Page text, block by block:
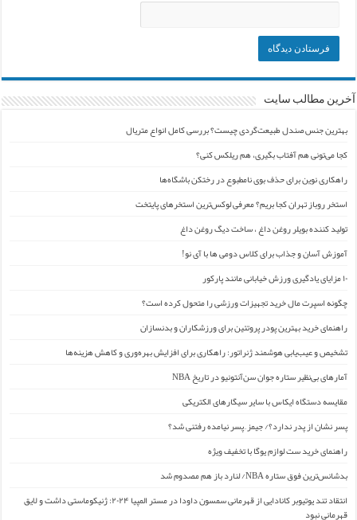
آخرین مطالب سایت
بهترین جنس صندل طبیعت‌گردی چیست؟ بررسی کامل انواع متریال
کجا می‌تونی هم آفتاب بگیری، هم ریلکس کنی؟
راهکاری نوین برای حذف بوی نامطبوع در رختکن باشگاه‌ها
استخر روباز تهران کجا بریم؟ معرفی لوکس‌ترین استخرهای پایتخت
تولید کننده بویلر روغن داغ ، ساخت دیگ روغن داغ
آموزش آسان و جذاب برای کلاس دومی ها با آی نو!
۱۰ مزایای یادگیری ورزش خیابانی مانند پارکور
چگونه اسپرت مال خرید تجهیزات ورزشی را متحول کرده است؟
راهنمای خرید بهترین پودر پروتئین برای ورزشکاران و بدنسازان
تشخیص و عیب‌یابی هوشمند ژنراتور: راهکاری برای افزایش بهره‌وری و کاهش هزینه‌ها
آمارهای بی‌نظیر ستاره جوان سن‌آنتونیو در تاریخ NBA
مقایسه دستگاه ایکاس با سایر سیگارهای الکتریکی
پسر نشان از پدر ندارد؟/ جیمز ِ پسر نیامده رفتنی شد؟
راهنمای خرید ست لوازم یوگا با تخفیف ویژه
بدشانس‌ترین فوق ستاره NBA/ لنارد باز هم مصدوم شد
انتقاد تند یوتیوبر کانادایی از قهرمانی سمسون داودا در مستر المپیا ۲۰۲۴: ژنیکوماستی داشت و لایق
قهرمانی نبود